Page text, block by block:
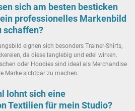
sich am besten besticken
professionelles Markenbild
schaffen?
eignen sich besonders Trainer-Shirts,
da diese langlebig und edel wirken.
oder Hoodies sind ideal als Merchandise
Marke sichtbar zu machen.
lohnt sich eine
Textilien für mein Studio?